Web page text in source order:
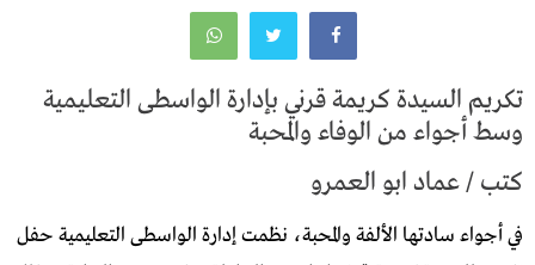
تكريم السيدة كريمة قرني بإدارة الواسطى التعليمية
وسط أجواء من الوفاء والمحبة
كتب / عماد ابو العمرو
في أجواء سادتها الألفة والمحبة، نظمت إدارة الواسطى التعليمية حفل